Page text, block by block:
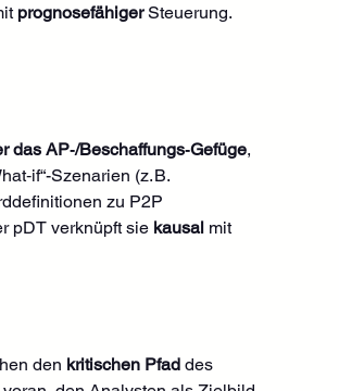
prognosefähiger Steuerung.
das AP‑/Beschaffungs‑Gefüge,
Szenarien (z. B.
zu P2P
pDT verknüpft sie kausal mit
den kritischen Pfad des